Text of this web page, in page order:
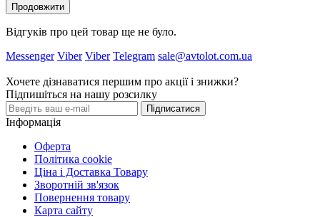
Продовжити
Відгуків про цей товар ще не було.
Messenger Viber Viber Telegram sale@avtolot.com.ua
Хочете дізнаватися першим про акції і знижки?
Підпишіться на нашу розсилку
Підписатися
Інформація
Оферта
Політика cookie
Ціна і Доставка Товару
Зворотній зв'язок
Повернення товару
Карта сайту